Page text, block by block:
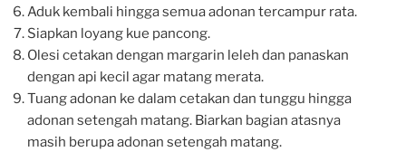
Aduk kembali hingga semua adonan tercampur rata.
Siapkan loyang kue pancong.
Olesi cetakan dengan margarin leleh dan panaskan
dengan api kecil agar matang merata.
Tuang adonan ke dalam cetakan dan tunggu hingga
adonan setengah matang. Biarkan bagian atasnya
masih berupa adonan setengah matang.